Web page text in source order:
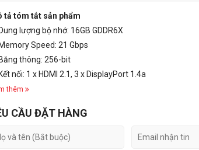
tả tóm tắt sản phẩm
Dung lượng bộ nhớ: 16GB GDDR6X
Memory Speed: 21 Gbps
Băng thông: 256-bit
Kết nối: 1 x HDMI 2.1, 3 x DisplayPort 1.4a
thêm
CẦU ĐẶT HÀNG